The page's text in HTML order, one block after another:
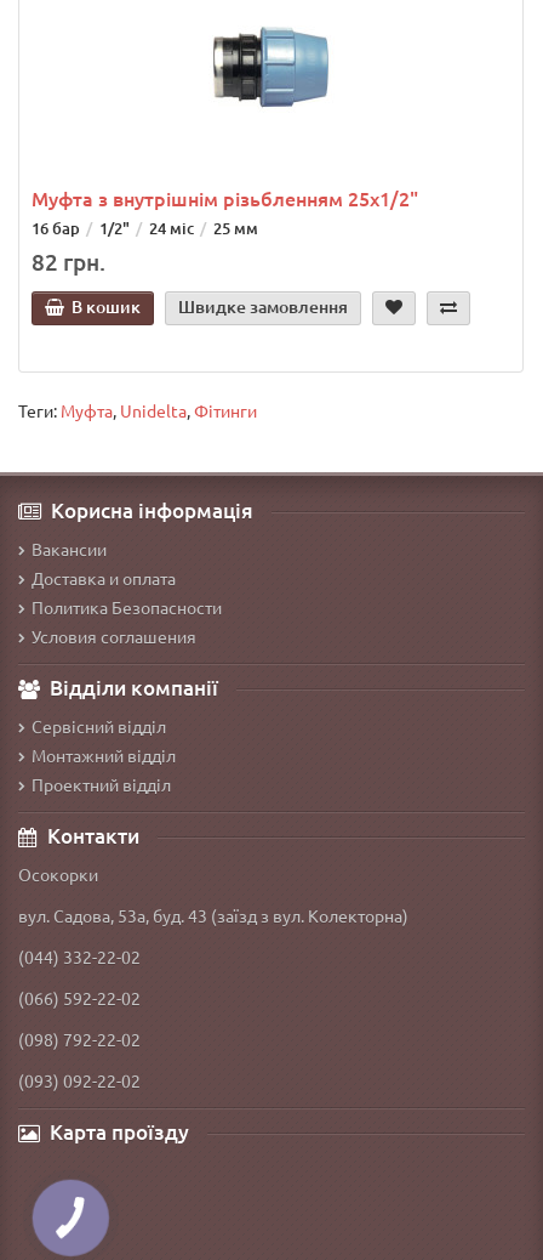
Муфта з внутрішнім різьбленням 25х1/2"
16 бар 1/2" 24 міс 25 мм
82 грн.
В кошик Швидке замовлення
Теги: Муфта, Unidelta,Фітинги
Корисна інформація
Вакансии
Доставка и оплата
Политика Безопасности
Условия соглашения
Відділи компанії
Сервісний відділ
Монтажний відділ
Проектний відділ
Контакти
Осокорки
вул. Садова, 53а, буд. 43 (заїзд з вул. Колекторна)
(044) 332-22-02
(066) 592-22-02
(098) 792-22-02
(093) 092-22-02
Карта проїзду